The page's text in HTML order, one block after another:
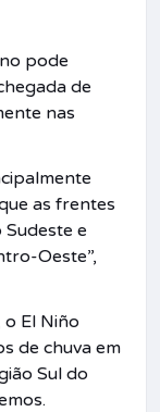
pode
de
nas
as frentes
e
Oeste”,
El Niño
de chuva em
Sul do